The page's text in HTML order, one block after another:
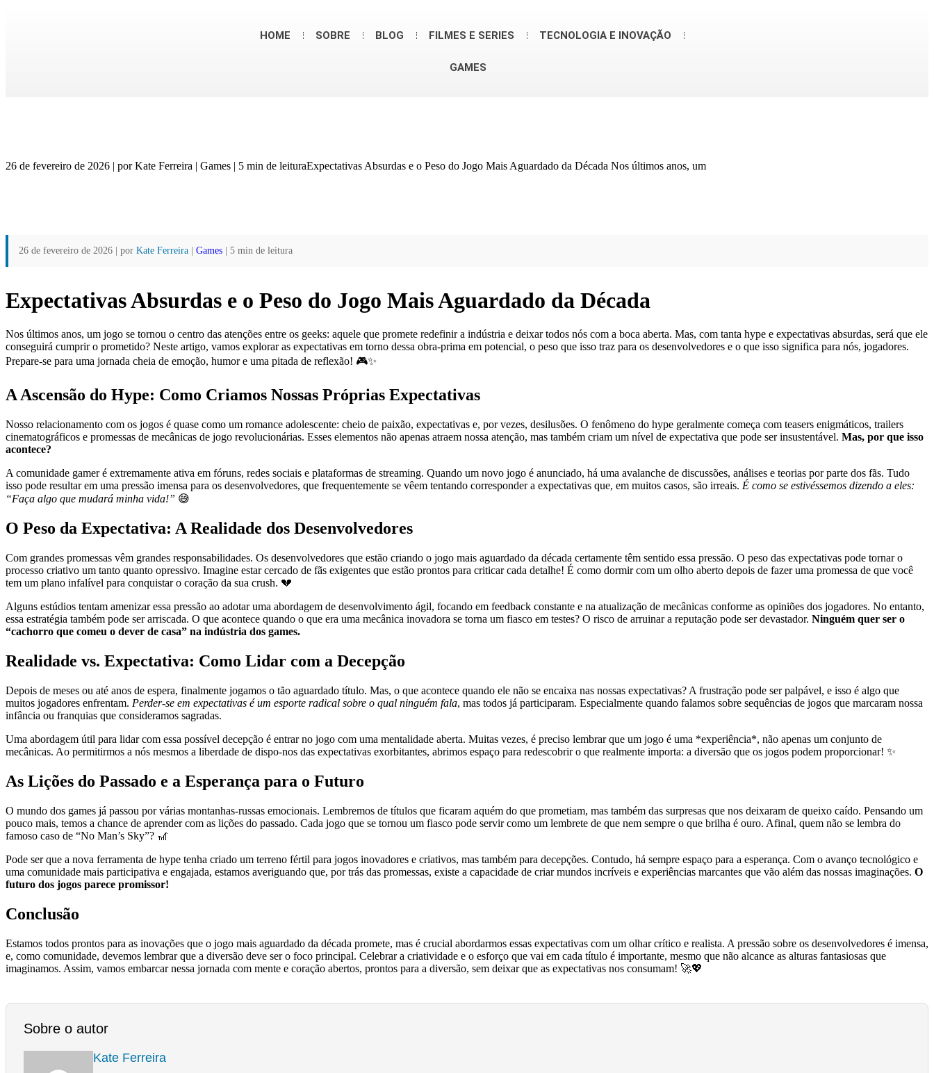
HOME SOBRE BLOG FILMES E SERIES TECNOLOGIA E INOVAÇÃO
GAMES
26 de fevereiro de 2026 | por Kate Ferreira | Games | 5 min de leituraExpectativas Absurdas e o Peso do Jogo Mais Aguardado da Década Nos últimos anos, um
26 de fevereiro de 2026 | por Kate Ferreira Games | 5 min de leitura
Expectativas Absurdas e o Peso do Jogo Mais Aguardado da Década
Nos últimos anos, um jogo se tornou o centro das atenções entre os geeks: aquele que promete redefinir a indústria e deixar todos nós com a boca aberta. Mas, com tanta hype e expectativas absurdas, será que ele
conseguirá cumprir o prometido? Neste artigo, vamos explorar as expectativas em torno dessa obra-prima em potencial, o peso que isso traz para os desenvolvedores e o que isso significa para nós, jogadores.
Prepare-se para uma jornada cheia de emoção, humor e uma pitada de reflexão! 🎮✨
A Ascensão do Hype: Como Criamos Nossas Próprias Expectativas
Nosso relacionamento com os jogos é quase como um romance adolescente: cheio de paixão, expectativas e, por vezes, desilusões. O fenômeno do hype geralmente começa com teasers enigmáticos, trailers
cinematográficos e promessas de mecânicas de jogo revolucionárias. Esses elementos não apenas atraem nossa atenção, mas também criam um nível de expectativa que pode ser insustentável. Mas, por que isso
acontece?
A comunidade gamer é extremamente ativa em fóruns, redes sociais e plataformas de streaming. Quando um novo jogo é anunciado, há uma avalanche de discussões, análises e teorias por parte dos fãs. Tudo
isso pode resultar em uma pressão imensa para os desenvolvedores, que frequentemente se vêem tentando corresponder a expectativas que, em muitos casos, são irreais. É como se estivéssemos dizendo a eles:
“Faça algo que mudará minha vida!” 😅
O Peso da Expectativa: A Realidade dos Desenvolvedores
Com grandes promessas vêm grandes responsabilidades. Os desenvolvedores que estão criando o jogo mais aguardado da década certamente têm sentido essa pressão. O peso das expectativas pode tornar o
processo criativo um tanto quanto opressivo. Imagine estar cercado de fãs exigentes que estão prontos para criticar cada detalhe! É como dormir com um olho aberto depois de fazer uma promessa de que você
tem um plano infalível para conquistar o coração da sua crush. 💔
Alguns estúdios tentam amenizar essa pressão ao adotar uma abordagem de desenvolvimento ágil, focando em feedback constante e na atualização de mecânicas conforme as opiniões dos jogadores. No entanto,
essa estratégia também pode ser arriscada. O que acontece quando o que era uma mecânica inovadora se torna um fiasco em testes? O risco de arruinar a reputação pode ser devastador. Ninguém quer ser o
“cachorro que comeu o dever de casa” na indústria dos games.
Realidade vs. Expectativa: Como Lidar com a Decepção
Depois de meses ou até anos de espera, finalmente jogamos o tão aguardado título. Mas, o que acontece quando ele não se encaixa nas nossas expectativas? A frustração pode ser palpável, e isso é algo que
muitos jogadores enfrentam. Perder-se em expectativas é um esporte radical sobre o qual ninguém fala, mas todos já participaram. Especialmente quando falamos sobre sequências de jogos que marcaram nossa
infância ou franquias que consideramos sagradas.
Uma abordagem útil para lidar com essa possível decepção é entrar no jogo com uma mentalidade aberta. Muitas vezes, é preciso lembrar que um jogo é uma *experiência*, não apenas um conjunto de
mecânicas. Ao permitirmos a nós mesmos a liberdade de dispo-nos das expectativas exorbitantes, abrimos espaço para redescobrir o que realmente importa: a diversão que os jogos podem proporcionar! ✨
As Lições do Passado e a Esperança para o Futuro
O mundo dos games já passou por várias montanhas-russas emocionais. Lembremos de títulos que ficaram aquém do que prometiam, mas também das surpresas que nos deixaram de queixo caído. Pensando um
pouco mais, temos a chance de aprender com as lições do passado. Cada jogo que se tornou um fiasco pode servir como um lembrete de que nem sempre o que brilha é ouro. Afinal, quem não se lembra do
famoso caso de “No Man’s Sky”? 🎢
Pode ser que a nova ferramenta de hype tenha criado um terreno fértil para jogos inovadores e criativos, mas também para decepções. Contudo, há sempre espaço para a esperança. Com o avanço tecnológico e
uma comunidade mais participativa e engajada, estamos averiguando que, por trás das promessas, existe a capacidade de criar mundos incríveis e experiências marcantes que vão além das nossas imaginações. O
futuro dos jogos parece promissor!
Conclusão
Estamos todos prontos para as inovações que o jogo mais aguardado da década promete, mas é crucial abordarmos essas expectativas com um olhar crítico e realista. A pressão sobre os desenvolvedores é imensa,
e, como comunidade, devemos lembrar que a diversão deve ser o foco principal. Celebrar a criatividade e o esforço que vai em cada título é importante, mesmo que não alcance as alturas fantasiosas que
imaginamos. Assim, vamos embarcar nessa jornada com mente e coração abertos, prontos para a diversão, sem deixar que as expectativas nos consumam! 🚀💖
Sobre o autor
Kate Ferreira